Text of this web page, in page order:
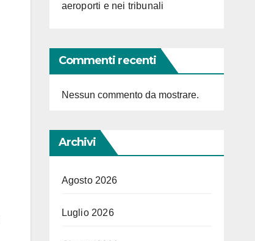
aeroporti e nei tribunali
Commenti recenti
Nessun commento da mostrare.
Archivi
Agosto 2026
Luglio 2026